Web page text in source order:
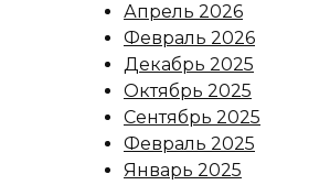
Апрель 2026
Февраль 2026
Декабрь 2025
Октябрь 2025
Сентябрь 2025
Февраль 2025
Январь 2025